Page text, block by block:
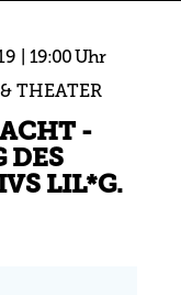
19:00 Uhr
THEATER
-
DES
LIL*G.